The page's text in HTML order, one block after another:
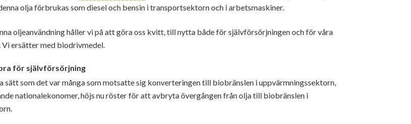
olja förbrukas som diesel och bensin i transportsektorn och i arbetsmaskiner.
oljeanvändning håller vi på att göra oss kvitt, till nytta både för självförsörjningen och för våra
ersätter med biodrivmedel.
för självförsörjning
sätt som det var många som motsatte sig konverteringen till biobränslen i uppvärmningssektorn,
nationalekonomer, höjs nu röster för att avbryta övergången från olja till biobränslen i